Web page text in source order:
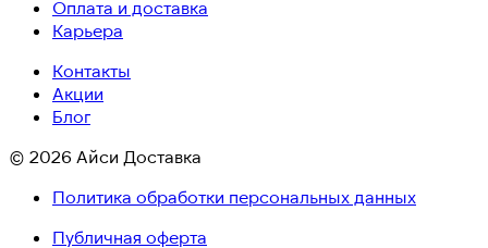
Оплата и доставка
Карьера
Контакты
Акции
Блог
© 2026 Айси Доставка
Политика обработки персональных данных
Публичная оферта